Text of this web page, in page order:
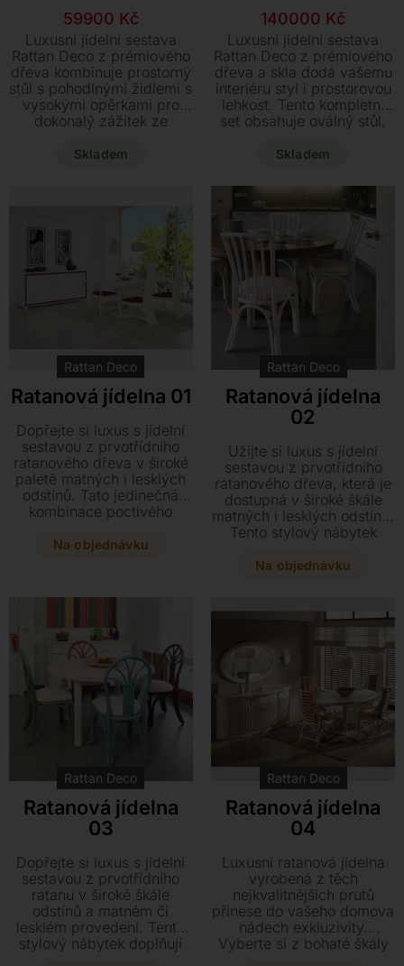
Původní
cena
byla:
107450 Kč.
59900 Kč
Aktuální
cena
je:
59900 Kč.
Luxusní jídelní sestava
Rattan Deco z prémiového
dřeva kombinuje prostorný
stůl s pohodlnými židlemi s
vysokými opěrkami pro
dokonalý zážitek ze
jedinečnou šanci a pořiďte
Skladem
Původní
cena
byla:
262000 Kč.
140000 Kč
Aktuální
cena
je:
140000 Kč.
Luxusní jídelní sestava
Rattan Deco z prémiového
dřeva a skla dodá vašemu
interiéru styl i prostorovou
lehkost. Tento kompletní
set obsahuje oválný stůl,
prostorný příborník a
výjimečnou akční cenu.
Využijte jedinečnou
možnost nechat si v rámci
ceny přečalounit sedáky
podle vlastního vkusu.
Skladem
Rattan Deco
Ratanová jídelna 01
Dopřejte si luxus s jídelní
sestavou z prvotřídního
ratanového dřeva v široké
paletě matných i lesklých
odstínů. Tato jedinečná
kombinace poctivého
španělských látek vnese
Na objednávku
Rattan Deco
Ratanová jídelna
02
Užijte si luxus s jídelní
sestavou z prvotřídního
ratanového dřeva, která je
dostupná v široké škále
matných i lesklých odstínů.
Tento stylový nábytek
látky, které podtrhnou
Na objednávku
Rattan Deco
Ratanová jídelna
03
Dopřejte si luxus s jídelní
sestavou z prvotřídního
ratanu v široké škále
odstínů a matném či
lesklém provedení. Tento
stylový nábytek doplňují
Rattan Deco
Ratanová jídelna
04
Luxusní ratanová jídelna
vyrobená z těch
nejkvalitnějších prutů
přinese do vašeho domova
nádech exkluzivity.
Vyberte si z bohaté škály